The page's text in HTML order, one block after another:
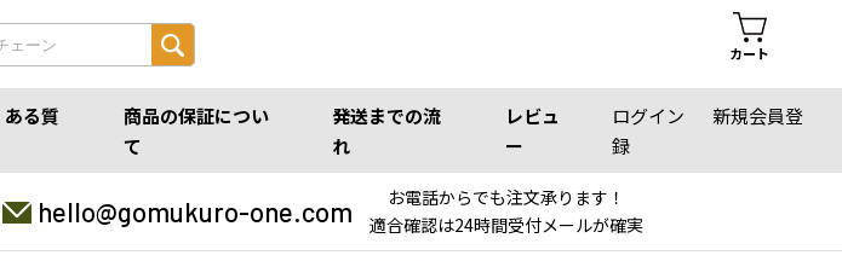
カート
ある質
商品の保証につい
て
発送までの流
れ
レビュ
ー
ログイン
新規会員登
録
hello@gomukuro-one.com
お電話からでも注文承ります！
適合確認は24時間受付メールが確実